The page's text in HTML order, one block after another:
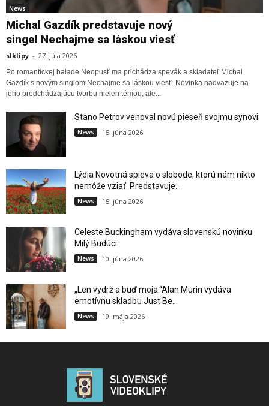
News
Michal Gazdík predstavuje nový
singel Nechajme sa láskou viesť
slklipy - 27. júla 2026
Po romantickej balade Neopusť ma prichádza spevák a skladateľ Michal
Gazdík s novým singlom Nechajme sa láskou viesť. Novinka nadväzuje na
jeho predchádzajúcu tvorbu nielen témou, ale...
Stano Petrov venoval novú pieseň svojmu synovi.
News 15. júna 2026
Lýdia Novotná spieva o slobode, ktorú nám nikto
nemôže vziať. Predstavuje...
News 15. júna 2026
Celeste Buckingham vydáva slovenskú novinku
Milý Budúci
News 10. júna 2026
„Len vydrž a buď moja.“Alan Murin vydáva
emotívnu skladbu Just Be...
News 19. mája 2026